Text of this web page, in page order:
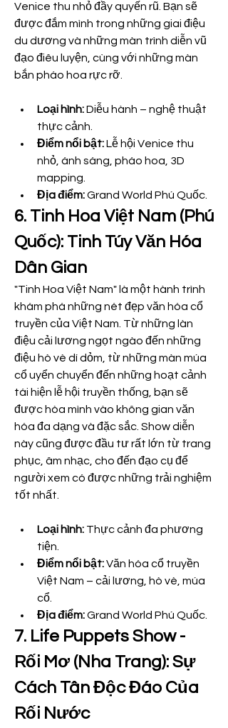
Venice thu nhỏ đầy quyến rũ. Bạn sẽ
được đắm mình trong những giai điệu
du dương và những màn trình diễn vũ
đạo điêu luyện, cùng với những màn
bắn pháo hoa rực rỡ.
Loại hình: Diễu hành – nghệ thuật
thực cảnh.
Điểm nổi bật: Lễ hội Venice thu
nhỏ, ánh sáng, pháo hoa, 3D
mapping.
Địa điểm: Grand World Phú Quốc.
6. Tinh Hoa Việt Nam (Phú
Quốc): Tinh Túy Văn Hóa
Dân Gian
"Tinh Hoa Việt Nam" là một hành trình
khám phá những nét đẹp văn hóa cổ
truyền của Việt Nam. Từ những làn
điệu cải lương ngọt ngào đến những
điệu hò vè dí dỏm, từ những màn múa
cổ uyển chuyển đến những hoạt cảnh
tái hiện lễ hội truyền thống, bạn sẽ
được hòa mình vào không gian văn
hóa đa dạng và đặc sắc. Show diễn
này cũng được đầu tư rất lớn từ trang
phục, âm nhạc, cho đến đạo cụ để
người xem có được những trải nghiệm
tốt nhất.
Loại hình: Thực cảnh đa phương
tiện.
Điểm nổi bật: Văn hóa cổ truyền
Việt Nam – cải lương, hò vè, múa
cổ.
Địa điểm: Grand World Phú Quốc.
7. Life Puppets Show -
Rối Mơ (Nha Trang): Sự
Cách Tân Độc Đáo Của
Rối Nước